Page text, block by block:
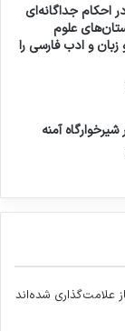
احکام جداگانه‌ای
علوم
و ادب فارسی را
آمنه
علامت‌گذاری شده‌اند